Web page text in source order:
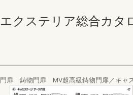
エクステリア総合カタ
門扉 鋳物門扉 MV超高級鋳物門扉／キャ